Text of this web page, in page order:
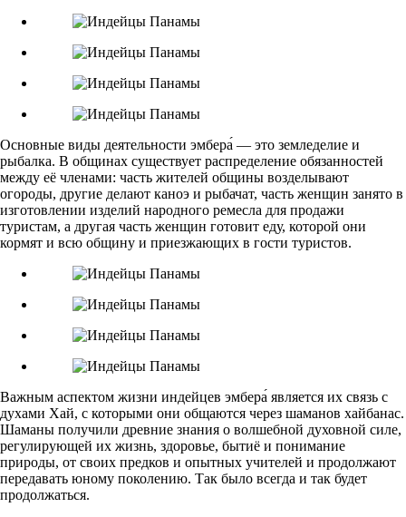
Основные виды деятельности эмбера́ — это земледелие и
рыбалка. В общинах существует распределение обязанностей
между её членами: часть жителей общины возделывают
огороды, другие делают каноэ и рыбачат, часть женщин занято в
изготовлении изделий народного ремесла для продажи
туристам, а другая часть женщин готовит еду, которой они
кормят и всю общину и приезжающих в гости туристов.
Важным аспектом жизни индейцев эмбера́ является их связь с
духами Хай, с которыми они общаются через шаманов хайбанас.
Шаманы получили древние знания о волшебной духовной силе,
регулирующей их жизнь, здоровье, бытиё и понимание
природы, от своих предков и опытных учителей и продолжают
передавать юному поколению. Так было всегда и так будет
продолжаться.